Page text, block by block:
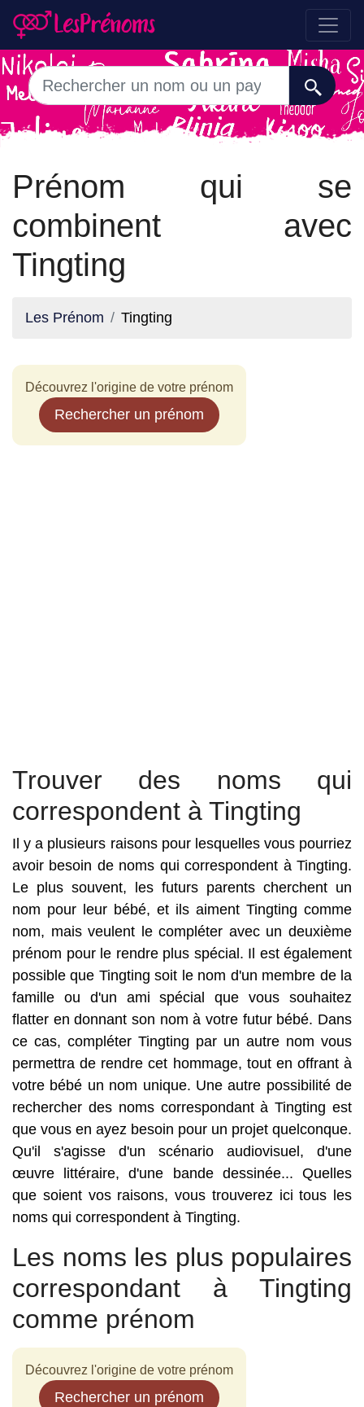
Prénom qui se
combinent avec
Tingting
Les Prénom Tingting
Découvrez l'origine de votre prénom
Rechercher un prénom
Trouver des noms qui
correspondent à Tingting
Il y a plusieurs raisons pour lesquelles vous pourriez
avoir besoin de noms qui correspondent à Tingting.
Le plus souvent, les futurs parents cherchent un
nom pour leur bébé, et ils aiment Tingting comme
nom, mais veulent le compléter avec un deuxième
prénom pour le rendre plus spécial. Il est également
possible que Tingting soit le nom d'un membre de la
famille ou d'un ami spécial que vous souhaitez
flatter en donnant son nom à votre futur bébé. Dans
ce cas, compléter Tingting par un autre nom vous
permettra de rendre cet hommage, tout en offrant à
votre bébé un nom unique. Une autre possibilité de
rechercher des noms correspondant à Tingting est
que vous en ayez besoin pour un projet quelconque.
Qu'il s'agisse d'un scénario audiovisuel, d'une
œuvre littéraire, d'une bande dessinée... Quelles
que soient vos raisons, vous trouverez ici tous les
noms qui correspondent à Tingting.
Les noms les plus populaires
correspondant à Tingting
comme prénom
Découvrez l'origine de votre prénom
Rechercher un prénom